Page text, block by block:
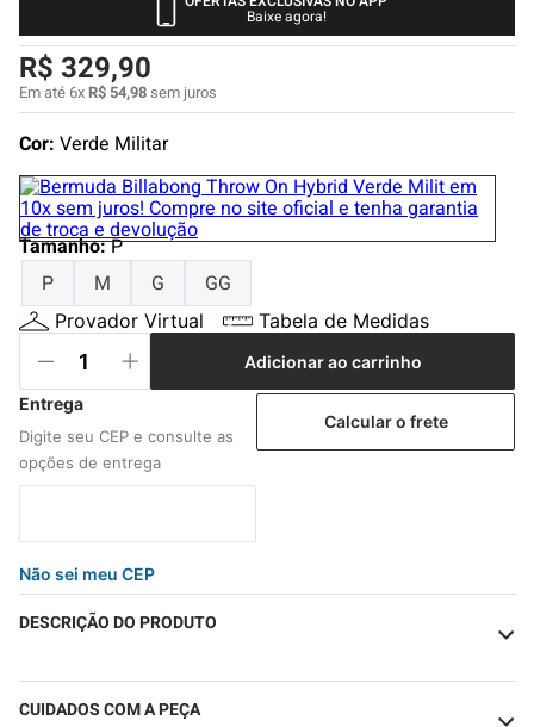
Baixe agora!
R$ 329,90
Em até 6xR$ 54,98sem juros
Cor: Verde Militar
Tamanho:P
P
M G GG
Provador Virtual Tabela de Medidas
Adicionar ao carrinho
Não sei meu CEP
Calcular o frete
DESCRIÇÃO DO PRODUTO
CUIDADOS COM A PEÇA
5º
camiseta
6º
bermuda
jaqueta
8º
carteira
9º
mochila
10º chinelo